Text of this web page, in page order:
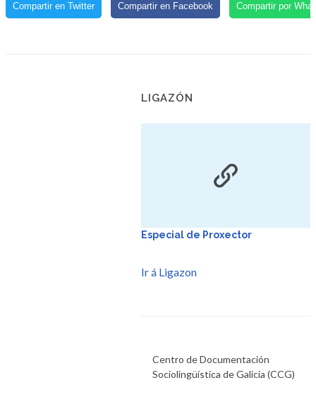
Compartir en Twitter Compartir en Facebook Compartir por
LIGAZÓN
Especial de Proxector
Ir á Ligazon
Centro de Documentación
Sociolingüística de Galicia (CCG)